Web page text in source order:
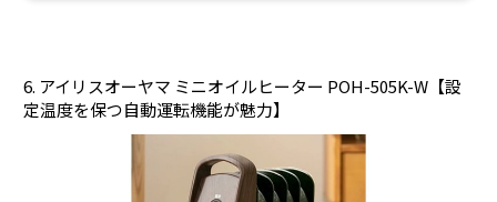
6. アイリスオーヤマ ミニオイルヒーター POH-505K-W【設
定温度を保つ自動運転機能が魅力】